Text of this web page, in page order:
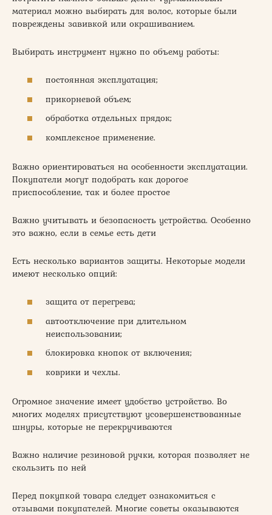
материал можно выбирать для волос, которые были
повреждены завивкой или окрашиванием.
Выбирать инструмент нужно по объему работы:
постоянная эксплуатация;
прикорневой объем;
обработка отдельных прядок;
комплексное применение.
Важно ориентироваться на особенности эксплуатации.
Покупатели могут подобрать как дорогое
приспособление, так и более простое
Важно учитывать и безопасность устройства. Особенно
это важно, если в семье есть дети
Есть несколько вариантов защиты. Некоторые модели
имеют несколько опций:
защита от перегрева;
автоотключение при длительном
неиспользовании;
блокировка кнопок от включения;
коврики и чехлы.
Огромное значение имеет удобство устройство. Во
многих моделях присутствуют усовершенствованные
шнуры, которые не перекручиваются
Важно наличие резиновой ручки, которая позволяет не
скользить по ней
Перед покупкой товара следует ознакомиться с
отзывами покупателей. Многие советы оказываются